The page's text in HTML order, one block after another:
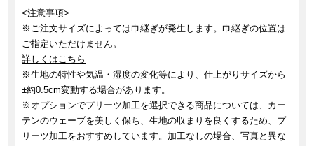
<注意事項>
※ご注文サイズによっては巾継ぎが発生します。巾継ぎの位置は
ご指定いただけません。
詳しくはこちら
※生地の特性や気温・湿度の変化等により、仕上がりサイズから
±約0.5cm変動する場合があります。
※オプションでプリーツ加工を選択できる商品については、カー
テンのウェーブを美しく保ち、生地の収まりを良くするため、プ
リーツ加工をおすすめしています。加工なしの場合、写真と異な